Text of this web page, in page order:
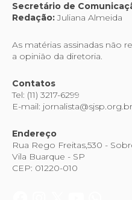
Secretário de
Redação:Juliana Almeida
As matérias assinadas não
a opinião da diretoria.
Contatos
Tel: (11) 3217-6299
E-mail: jornalista@sjsp.org.br
Endereço
Rua Rego Freitas,530 -
Vila Buarque - SP
CEP: 01220-010